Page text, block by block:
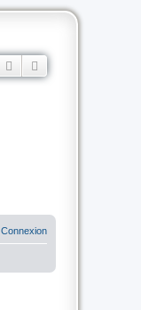
Rechercher
Connexion